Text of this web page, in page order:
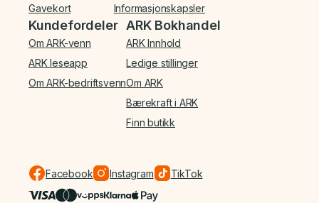
Gavekort
Informasjonskapsler
Kundefordeler
Om ARK-venn
ARK leseapp
Om ARK-bedriftsvenn
ARK Bokhandel
ARK Innhold
Ledige stillinger
Om ARK
Bærekraft i ARK
Finn butikk
Facebook Instagram TikTok